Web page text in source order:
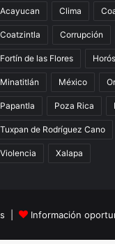
Acayucan Clima
Coatzintla Corrupción
Fortín de las Flores
Minatitlán México
Papantla Poza Rica
Tuxpan de Rodríguez Cano
Violencia Xalapa
| Información